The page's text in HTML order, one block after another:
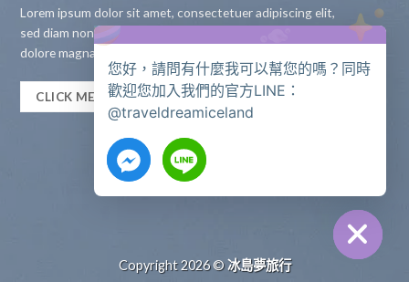
Lorem ipsum dolor sit amet, consectetuer adipiscing elit,
sed diam nonummy nibh euismod tincidunt ut laoreet
dolore magna aliquam erat volutpat.
CLICK ME!
Copyright 2026 ©冰島夢旅行
HIDE
您好，請問有什麼我可以幫您的嗎？同時
歡迎您加入我們的官方LINE：
@traveldreamiceland